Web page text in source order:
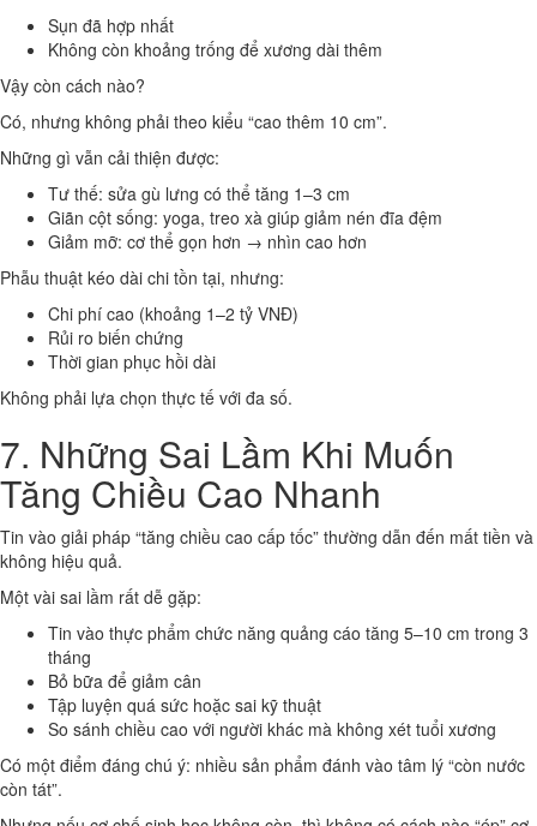
Sụn đã hợp nhất
Không còn khoảng trống để xương dài thêm
Vậy còn cách nào?
Có, nhưng không phải theo kiểu “cao thêm 10 cm”.
Những gì vẫn cải thiện được:
Tư thế: sửa gù lưng có thể tăng 1–3 cm
Giãn cột sống: yoga, treo xà giúp giảm nén đĩa đệm
Giảm mỡ: cơ thể gọn hơn → nhìn cao hơn
Phẫu thuật kéo dài chi tồn tại, nhưng:
Chi phí cao (khoảng 1–2 tỷ VNĐ)
Rủi ro biến chứng
Thời gian phục hồi dài
Không phải lựa chọn thực tế với đa số.
7. Những Sai Lầm Khi Muốn
Tăng Chiều Cao Nhanh
Tin vào giải pháp “tăng chiều cao cấp tốc” thường dẫn đến mất tiền và
không hiệu quả.
Một vài sai lầm rất dễ gặp:
Tin vào thực phẩm chức năng quảng cáo tăng 5–10 cm trong 3
tháng
Bỏ bữa để giảm cân
Tập luyện quá sức hoặc sai kỹ thuật
So sánh chiều cao với người khác mà không xét tuổi xương
Có một điểm đáng chú ý: nhiều sản phẩm đánh vào tâm lý “còn nước
còn tát”.